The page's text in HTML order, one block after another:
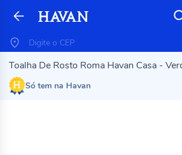
Toalha De Rosto Roma Havan Casa -
Só tem na Havan